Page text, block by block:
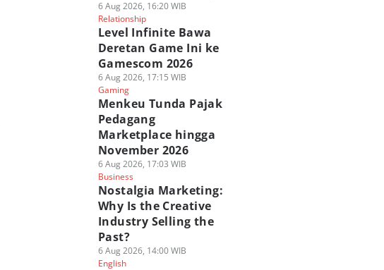
6 Aug 2026, 16:20 WIB
Relationship
Level Infinite Bawa
Deretan Game Ini ke
Gamescom 2026
6 Aug 2026, 17:15 WIB
Gaming
Menkeu Tunda Pajak
Pedagang
Marketplace hingga
November 2026
6 Aug 2026, 17:03 WIB
Business
Nostalgia Marketing:
Why Is the Creative
Industry Selling the
Past?
6 Aug 2026, 14:00 WIB
English